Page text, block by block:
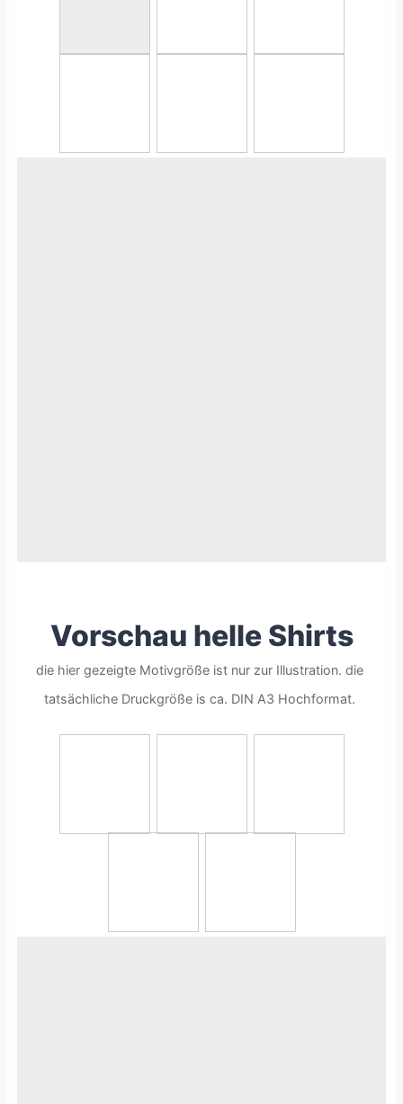
Vorschau helle Shirts